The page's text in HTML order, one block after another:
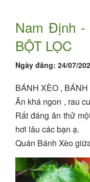
Nam Định -
BỘT LỌC
Ngày đăng: 24/07/
BÁNH XÈO , BÁNH
Ăn khá ngon , rau
Rất đáng ăn thử
hơi lâu các bạn ạ.
Quán Bánh Xèo